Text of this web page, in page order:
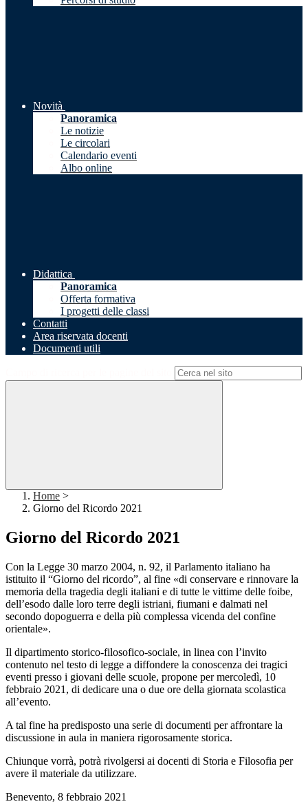
Novità
Panoramica
Le notizie
Le circolari
Calendario eventi
Albo online
Didattica
Panoramica
Offerta formativa
I progetti delle classi
Contatti
Area riservata docenti
Documenti utili
Home >
Giorno del Ricordo 2021
Giorno del Ricordo 2021
Con la Legge 30 marzo 2004, n. 92, il Parlamento italiano ha
istituito il “Giorno del ricordo”, al fine «di conservare e rinnovare la
memoria della tragedia degli italiani e di tutte le vittime delle foibe,
dell’esodo dalle loro terre degli istriani, fiumani e dalmati nel
secondo dopoguerra e della più complessa vicenda del confine
orientale».
Il dipartimento storico-filosofico-sociale, in linea con l’invito
contenuto nel testo di legge a diffondere la conoscenza dei tragici
eventi presso i giovani delle scuole, propone per mercoledì, 10
febbraio 2021, di dedicare una o due ore della giornata scolastica
all’evento.
A tal fine ha predisposto una serie di documenti per affrontare la
discussione in aula in maniera rigorosamente storica.
Chiunque vorrà, potrà rivolgersi ai docenti di Storia e Filosofia per
avere il materiale da utilizzare.
Benevento, 8 febbraio 2021